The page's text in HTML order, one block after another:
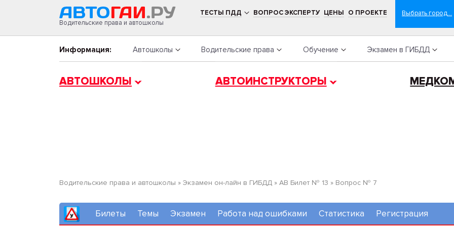
Водительские права и автошколы
ТЕСТЫ ПДД ВОПРОС ЭКСПЕРТУ ЦЕНЫ О ПРОЕКТЕ
Информация: Автошколы Водительские права Обучение Экзамен в ГИБДД
АВТОШКОЛЫ АВТОИНСТРУКТОРЫ
Водительские права и автошколы » Экзамен он-лайн в ГИБДД » AB Билет № 13 » Вопрос № 7
Билеты Темы Экзамен Работа над ошибками Статистика Регистрация